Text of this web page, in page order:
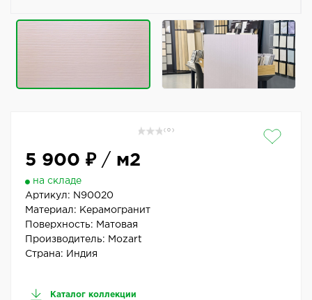
( 0 )
5 900 ₽/ м2
на складе
Артикул: N90020
Материал: Керамогранит
Поверхность: Матовая
Производитель: Mozart
Страна: Индия
Каталог коллекции